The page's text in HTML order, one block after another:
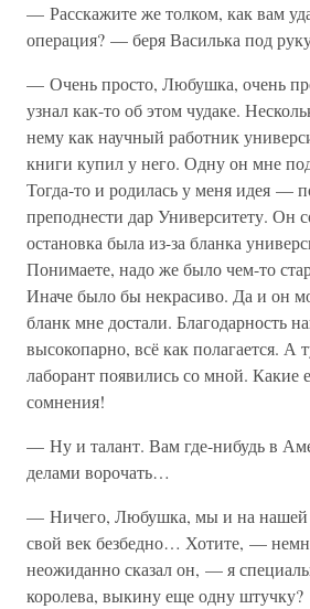
— Расскажите же толком, как вам
операция? — беря Василька под
— Очень просто, Любушка, очень
узнал как-то об этом чудаке.
нему как научный работник
книги купил у него. Одну он мне
Тогда-то и родилась у меня идея —
преподнести дар Университету. Он
остановка была из-за бланка
Понимаете, надо же было чем-то
Иначе было бы некрасиво. Да и он
бланк мне достали. Благодарность
высокопарно, всё как полагается. А
лаборант появились со мной. Какие
сомнения!
— Ну и талант. Вам где-нибудь в
делами ворочать…
— Ничего, Любушка, мы и на нашей
свой век безбедно… Хотите, —
неожиданно сказал он, — я
королева, выкину еще одну штучку?